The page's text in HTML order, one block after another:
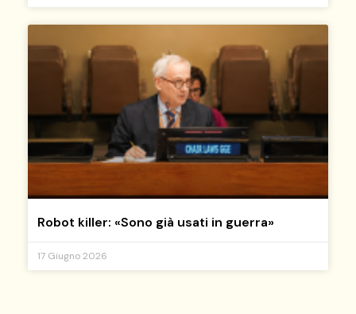
Robot killer: «Sono già usati in guerra»
17 Giugno 2026